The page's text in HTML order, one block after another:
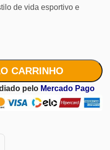
de vida esportivo e
CARRINHO
pelo Mercado Pago